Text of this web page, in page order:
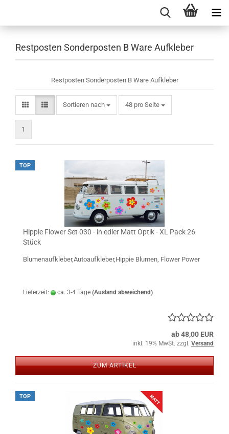
Restposten Sonderposten B Ware Aufkleber
Restposten Sonderposten B Ware Aufkleber
Sortieren nach
Sortieren nach 48 pro Seite
pro Seite
1
TOP
Hippie Flower Set 030 - in edler Matt Optik - XL Pack 26
Stück
Blumenaufkleber,Autoaufkleber,Hippie Blumen, Flower Power
Lieferzeit: ca. 3-4 Tage (Ausland abweichend)
ab 48,00 EUR
inkl. 19% MwSt. zzgl. Versand
ZUM ARTIKEL
TOP